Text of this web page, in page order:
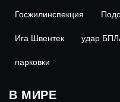
Госжилинспекция
Ига Швентек удар
парковки
В МИРЕ